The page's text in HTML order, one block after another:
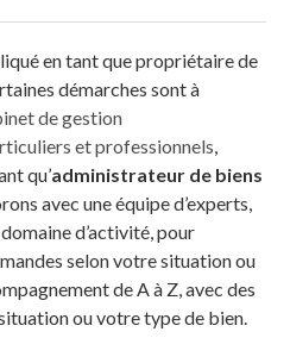
en tant que propriétaire de
démarches sont à
de gestion
et professionnels,
qu’administrateur de biens
avec une équipe d’experts,
d’activité, pour
selon votre situation ou
de A à Z, avec des
ou votre type de bien.